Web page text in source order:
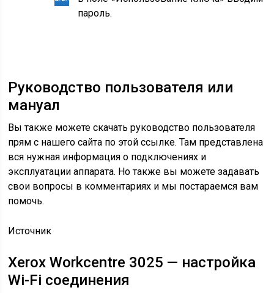
пароль.
Руководство пользователя или
мануал
Вы также можете скачать руководство пользователя
прям с нашего сайта по этой ссылке. Там представлена
вся нужная информация о подключениях и
эксплуатации аппарата. Но также вы можете задавать
свои вопросы в комментариях и мы постараемся вам
помочь.
Источник
Xerox Workcentre 3025 — настройка
Wi-Fi соединения